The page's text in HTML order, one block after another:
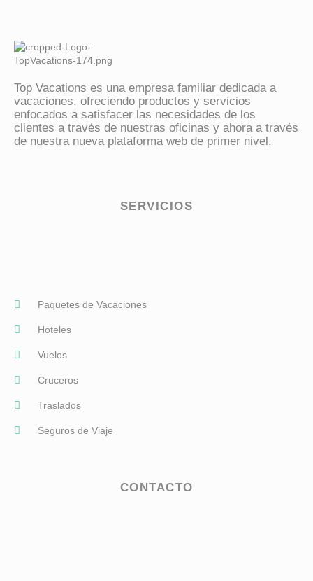
Top Vacations es una empresa familiar dedicada a
vacaciones, ofreciendo productos y servicios
enfocados a satisfacer las necesidades de los
clientes a través de nuestras oficinas y ahora a través
de nuestra nueva plataforma web de primer nivel.
SERVICIOS
Paquetes de Vacaciones
Hoteles
Vuelos
Cruceros
Traslados
Seguros de Viaje
CONTACTO